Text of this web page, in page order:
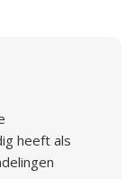
heeft als